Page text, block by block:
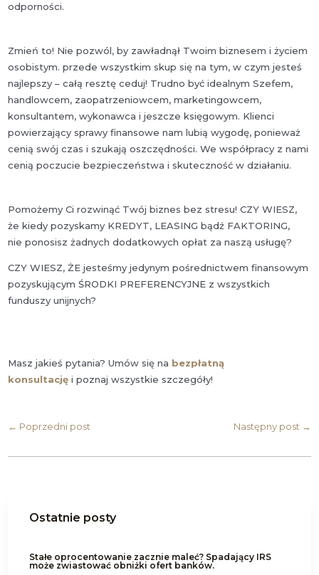
odporności.
Zmień to! Nie pozwól, by zawładnął Twoim biznesem i życiem
osobistym. przede wszystkim skup się na tym, w czym jesteś
najlepszy – całą resztę ceduj! Trudno być idealnym Szefem,
handlowcem, zaopatrzeniowcem, marketingowcem,
konsultantem, wykonawca i jeszcze księgowym. Klienci
powierzający sprawy finansowe nam lubią wygodę, ponieważ
cenią swój czas i szukają oszczędności. We współpracy z nami
cenią poczucie bezpieczeństwa i skuteczność w działaniu.
Pomożemy Ci rozwinąć Twój biznes bez stresu! CZY WIESZ,
że kiedy pozyskamy KREDYT, LEASING bądź FAKTORING,
nie ponosisz żadnych dodatkowych opłat za naszą usługę?
CZY WIESZ, ŻE jesteśmy jedynym pośrednictwem finansowym
pozyskującym ŚRODKI PREFERENCYJNE z wszystkich
funduszy unijnych?
Masz jakieś pytania? Umów się na bezpłatną
konsultację i poznaj wszystkie szczegóły!
← Poprzedni post Następny post→
Ostatnie posty
Stałe oprocentowanie zacznie maleć? Spadający IRS
może zwiastować obniżki ofert banków.